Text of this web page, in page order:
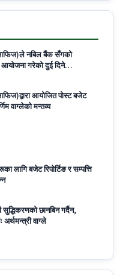
नबिल बैंक सँगको
गरेको दुई दिने
आयोजित पोस्ट बजेट
वाग्लेको मन्तव्य
लागि बजेट रिपोर्टिङ र सम्पत्ति
छानबिन गर्दैन,
अर्थमन्त्री वाग्ले